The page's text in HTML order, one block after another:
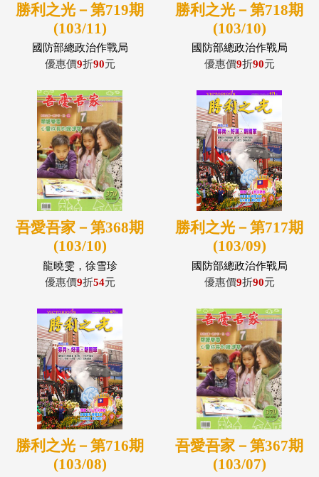
勝利之光－第719期
(103/11)
國防部總政治作戰局
優惠價9折90元
勝利之光－第718期
(103/10)
國防部總政治作戰局
優惠價9折90元
吾愛吾家－第368期
(103/10)
龍曉雯，徐雪珍
優惠價9折54元
勝利之光－第717期
(103/09)
國防部總政治作戰局
優惠價9折90元
勝利之光－第716期
(103/08)
吾愛吾家－第367期
(103/07)